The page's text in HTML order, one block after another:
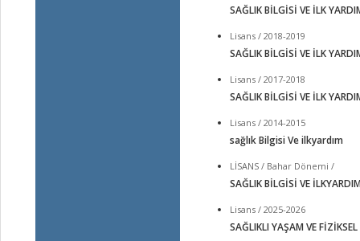
SAĞLIK BİLGİSİ VE İLK
Lisans / 2018-2019
SAĞLIK BİLGİSİ VE İLK
Lisans / 2017-2018
SAĞLIK BİLGİSİ VE İLK
Lisans / 2014-2015
sağlık Bilgisi Ve ilkyardım
LİSANS / Bahar Dönemi /
SAĞLIK BİLGİSİ VE
Lisans / 2025-2026
SAĞLIKLI YAŞAM VE